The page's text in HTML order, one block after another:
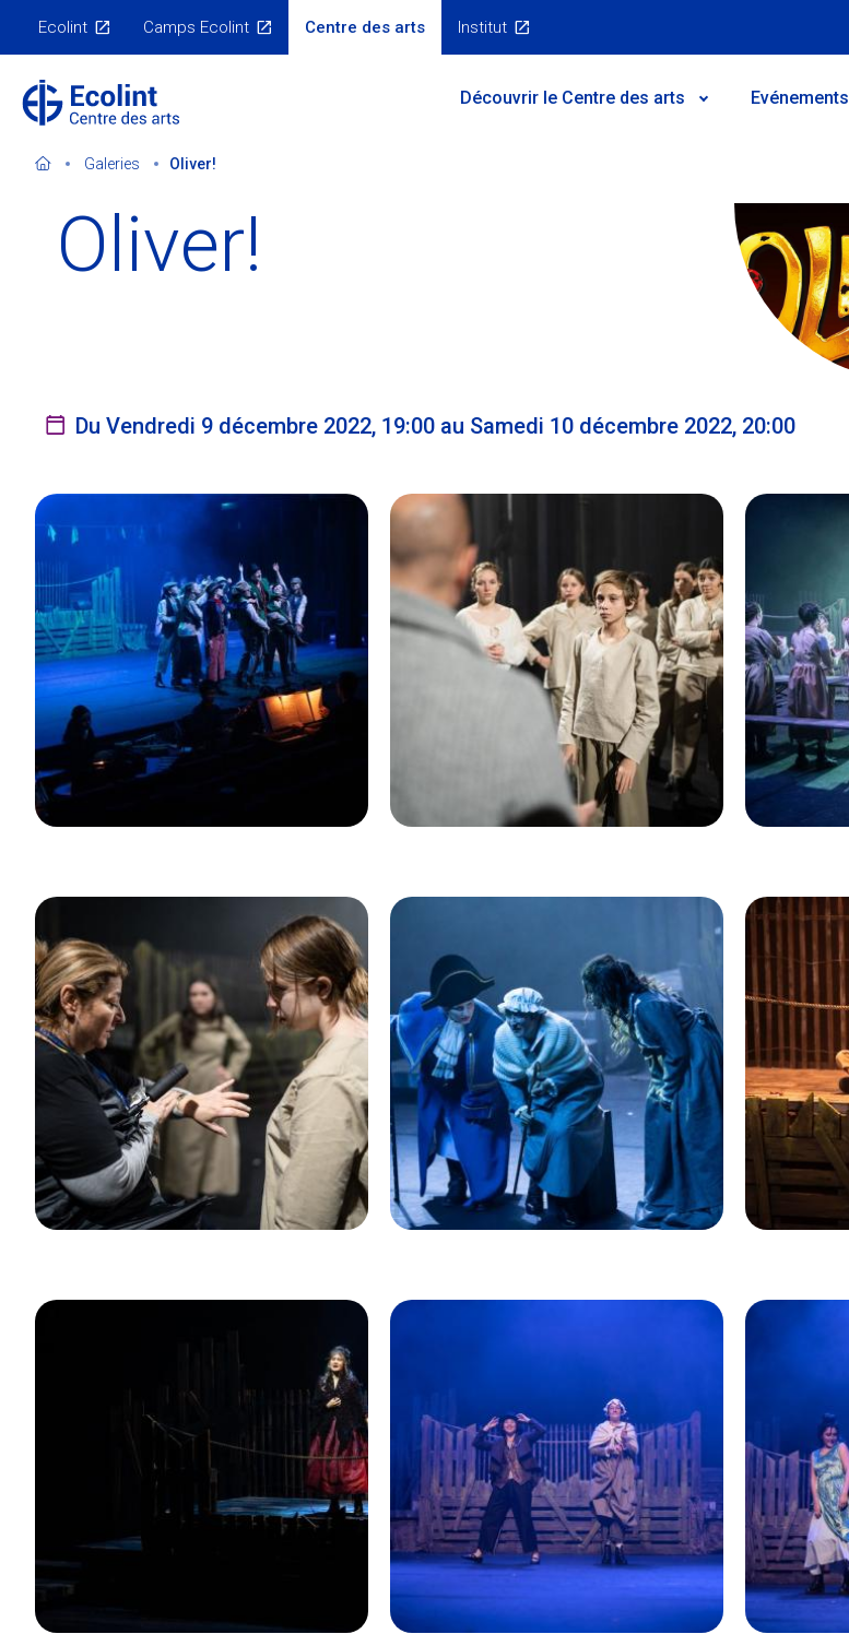
content
Nos
Ecolint Camps Ecolint Centre des arts Institut
MainDécouvrir le Centre des arts
Notre double vocation
Le Centre en 3D
Evénements
Orateurs invités
Evénements passés
Galeries Oliver!
Oliver!
Du Vendredi 9 décembre 2022, 19:00 au Samedi 10 décembre 2022, 20:00